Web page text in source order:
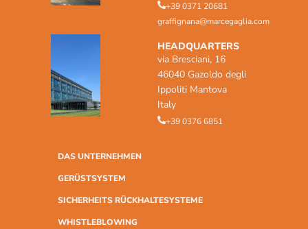
+39 0371 20681
graffignana@marcegaglia.com
HEADQUARTERS
via Bresciani, 16
46040 Gazoldo degli
Ippoliti Mantova
Italy
+39 0376 6851
DAS UNTERNEHMEN
GERÜSTSYSTEM
SICHERHEITS RÜCKHALTESYSTEME
WHISTLEBLOWING